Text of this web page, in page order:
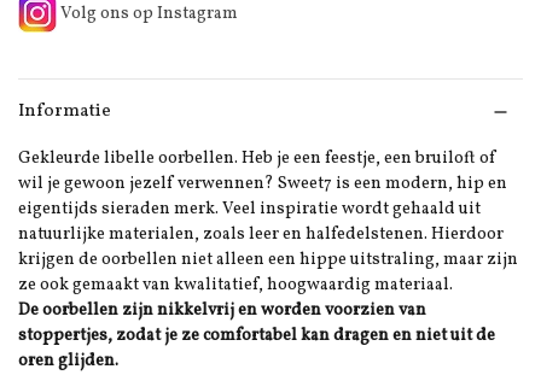
Volg ons op Instagram
Informatie
Gekleurde libelle oorbellen. Heb je een feestje, een bruiloft of
wil je gewoon jezelf verwennen? Sweet7 is een modern, hip en
eigentijds sieraden merk. Veel inspiratie wordt gehaald uit
natuurlijke materialen, zoals leer en halfedelstenen. Hierdoor
krijgen de oorbellen niet alleen een hippe uitstraling, maar zijn
ze ook gemaakt van kwalitatief, hoogwaardig materiaal.
De oorbellen zijn nikkelvrij en worden voorzien van
stoppertjes, zodat je ze comfortabel kan dragen en niet uit de
oren glijden.